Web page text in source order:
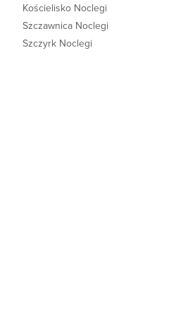
Kościelisko Noclegi
Szczawnica Noclegi
Szczyrk Noclegi